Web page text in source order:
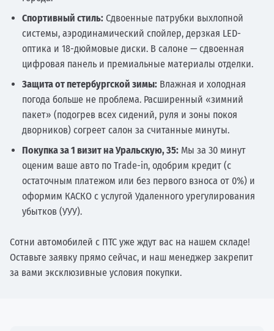
Спортивный стиль: Сдвоенные патрубки выхлопной
системы, аэродинамический спойлер, дерзкая LED-
оптика и 18-дюймовые диски. В салоне — сдвоенная
цифровая панель и премиальные материалы отделки.
Защита от петербургской зимы: Влажная и холодная
погода больше не проблема. Расширенный «зимний
пакет» (подогрев всех сидений, руля и зоны покоя
дворников) согреет салон за считанные минуты.
Покупка за 1 визит на Уральскую, 35: Мы за 30 минут
оценим ваше авто по Trade-in, одобрим кредит (с
остаточным платежом или без первого взноса от 0%) и
оформим КАСКО с услугой Удаленного урегулирования
убытков (УУУ).
Сотни автомобилей с ПТС уже ждут вас на нашем складе!
Оставьте заявку прямо сейчас, и наш менеджер закрепит
за вами эксклюзивные условия покупки.